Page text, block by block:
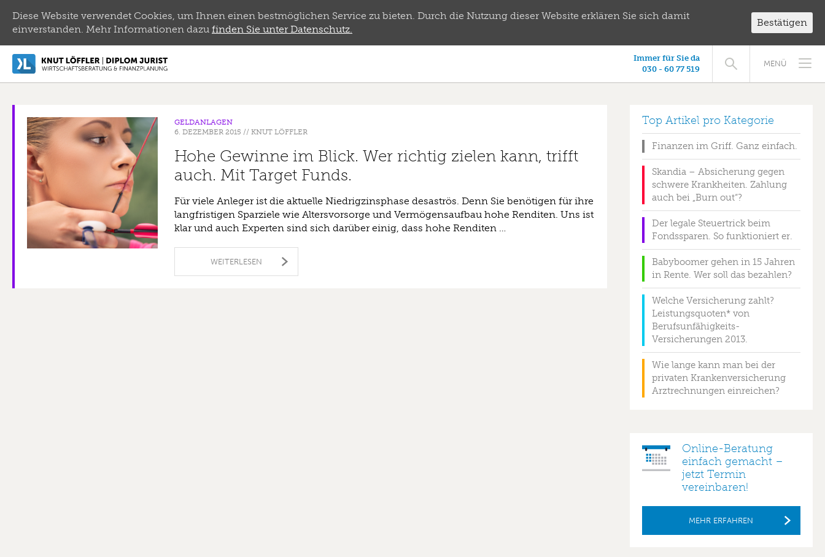
MENÜ
Immer für Sie da
030 - 60 77 519
GELDANLAGEN
6. DEZEMBER 2015 //KNUT LÖFFLER
Hohe Gewinne im Blick. Wer richtig zielen kann, trifft
auch. Mit Target Funds.
Für viele Anleger ist die aktuelle Niedrigzinsphase desaströs. Denn Sie benötigen für ihre
langfristigen Sparziele wie Altersvorsorge und Vermögensaufbau hohe Renditen. Uns ist
klar und auch Experten sind sich darüber einig, dass hohe Renditen …
WEITERLESEN
Top Artikel pro Kategorie
Finanzen im Griff. Ganz einfach.
Skandia – Absicherung gegen
schwere Krankheiten. Zahlung
auch bei „Burn out“?
Der legale Steuertrick beim
Fondssparen. So funktioniert er.
Babyboomer gehen in 15 Jahren
in Rente. Wer soll das bezahlen?
Welche Versicherung zahlt?
Leistungsquoten* von
Berufsunfähigkeits-
Versicherungen 2013.
Wie lange kann man bei der
privaten Krankenversicherung
Arztrechnungen einreichen?
Online-Beratung
einfach gemacht –
jetzt Termin
vereinbaren!
MEHR ERFAHREN
Diese Website verwendet Cookies, um Ihnen einen bestmöglichen Service zu bieten. Durch die Nutzung dieser Website erklären Sie sich damit
einverstanden. Mehr Informationen dazu finden Sie unter Datenschutz.
Bestätigen